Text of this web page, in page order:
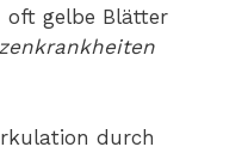
oft gelbe Blätter
durch